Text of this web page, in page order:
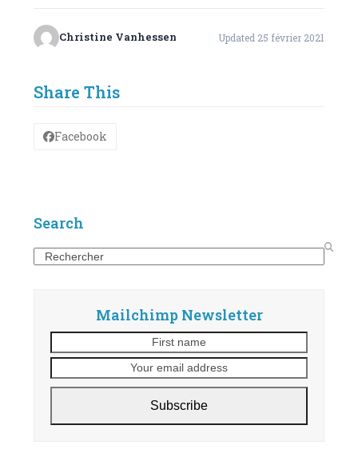
Christine Vanhessen Updated 25 février 2021
Share This
Facebook
Search
Search
Mailchimp Newsletter
name
email
Subscribe